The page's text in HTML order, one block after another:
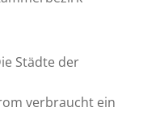
Städte der
verbraucht ein